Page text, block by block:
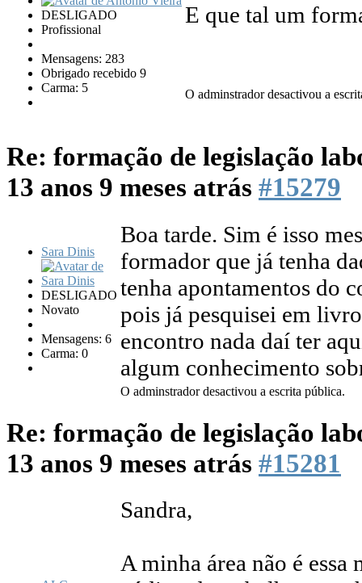
DESLIGADO
Profissional
Mensagens: 283
Obrigado recebido 9
Carma: 5
E que tal um
O adminstrador desactivou a
Re: formação de legislação
13 anos 9 meses atrás #15279
Sara Dinis
DESLIGADO
Novato
Mensagens: 6
Carma: 0
Boa tarde. Sim é isso
formador que já tenha
tenha apontamentos do
pois já pesquisei em
encontro nada daí ter
algum conhecimento
O adminstrador desactivou a escrita pública.
Re: formação de legislação
13 anos 9 meses atrás #15281
Sandra,
A minha área não é essa